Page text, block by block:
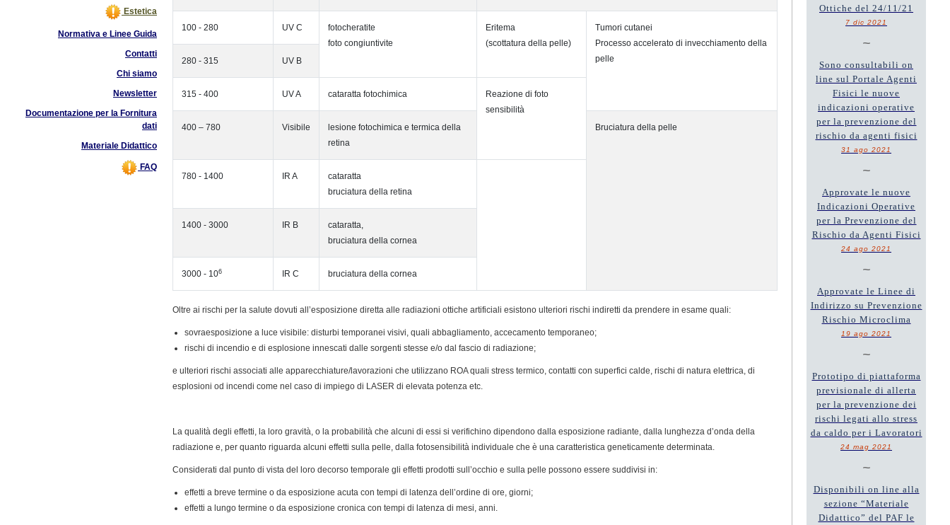
Estetica
Normativa e Linee Guida
Contatti
Chi siamo
Newsletter
Documentazione per la Fornitura
dati
Materiale Didattico
FAQ
100 - 280 UV C
fotocheratite
foto congiuntivite
Eritema
(scottatura della pelle)
Tumori cutanei
Processo accelerato di invecchiamento della
pelle
280 - 315 UV B
315 - 400 UV A cataratta fotochimica
Reazione di foto
sensibilità
400 – 780
Visibile
lesione fotochimica e termica della
retina
Bruciatura della pelle
780 - 1400 IR A
cataratta
bruciatura della retina
1400 - 3000 IR B
cataratta,
bruciatura della cornea
3000 - 106 IR C bruciatura della cornea
Oltre ai rischi per la salute dovuti all’esposizione diretta alle radiazioni ottiche artificiali esistono ulteriori rischi indiretti da prendere in esame quali:
sovraesposizione a luce visibile: disturbi temporanei visivi, quali abbagliamento, accecamento temporaneo;
rischi di incendio e di esplosione innescati dalle sorgenti stesse e/o dal fascio di radiazione;
e ulteriori rischi associati alle apparecchiature/lavorazioni che utilizzano ROA quali stress termico, contatti con superfici calde, rischi di natura elettrica, di
esplosioni od incendi come nel caso di impiego di LASER di elevata potenza etc.
La qualità degli effetti, la loro gravità, o la probabilità che alcuni di essi si verifichino dipendono dalla esposizione radiante, dalla lunghezza d’onda della
radiazione e, per quanto riguarda alcuni effetti sulla pelle, dalla fotosensibilità individuale che è una caratteristica geneticamente determinata.
Considerati dal punto di vista del loro decorso temporale gli effetti prodotti sull’occhio e sulla pelle possono essere suddivisi in:
effetti a breve termine o da esposizione acuta con tempi di latenza dell’ordine di ore, giorni;
effetti a lungo termine o da esposizione cronica con tempi di latenza di mesi, anni.
Ottiche del 24/11/21
7 dic 2021
~
Sono consultabili on
line sul Portale Agenti
Fisici le nuove
indicazioni operative
per la prevenzione del
rischio da agenti fisici
31 ago 2021
~
Approvate le nuove
Indicazioni Operative
per la Prevenzione del
Rischio da Agenti Fisici
24 ago 2021
~
Approvate le Linee di
Indirizzo su Prevenzione
Rischio Microclima
19 ago 2021
~
Prototipo di piattaforma
previsionale di allerta
per la prevenzione dei
rischi legati allo stress
da caldo per i Lavoratori
24 mag 2021
~
Disponibili on line alla
sezione “Materiale
Didattico” del PAF le